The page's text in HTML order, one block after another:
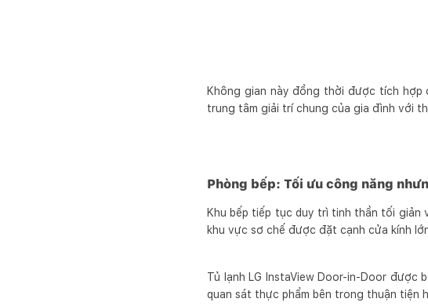
Không gian này đồng thời được tích hợp
trung tâm giải trí chung của gia đình với
Phòng bếp: Tối ưu công năng
Khu bếp tiếp tục duy trì tinh thần tối giản
khu vực sơ chế được đặt cạnh cửa kính
Tủ lạnh LG InstaView Door-in-Door được
quan sát thực phẩm bên trong thuận tiện